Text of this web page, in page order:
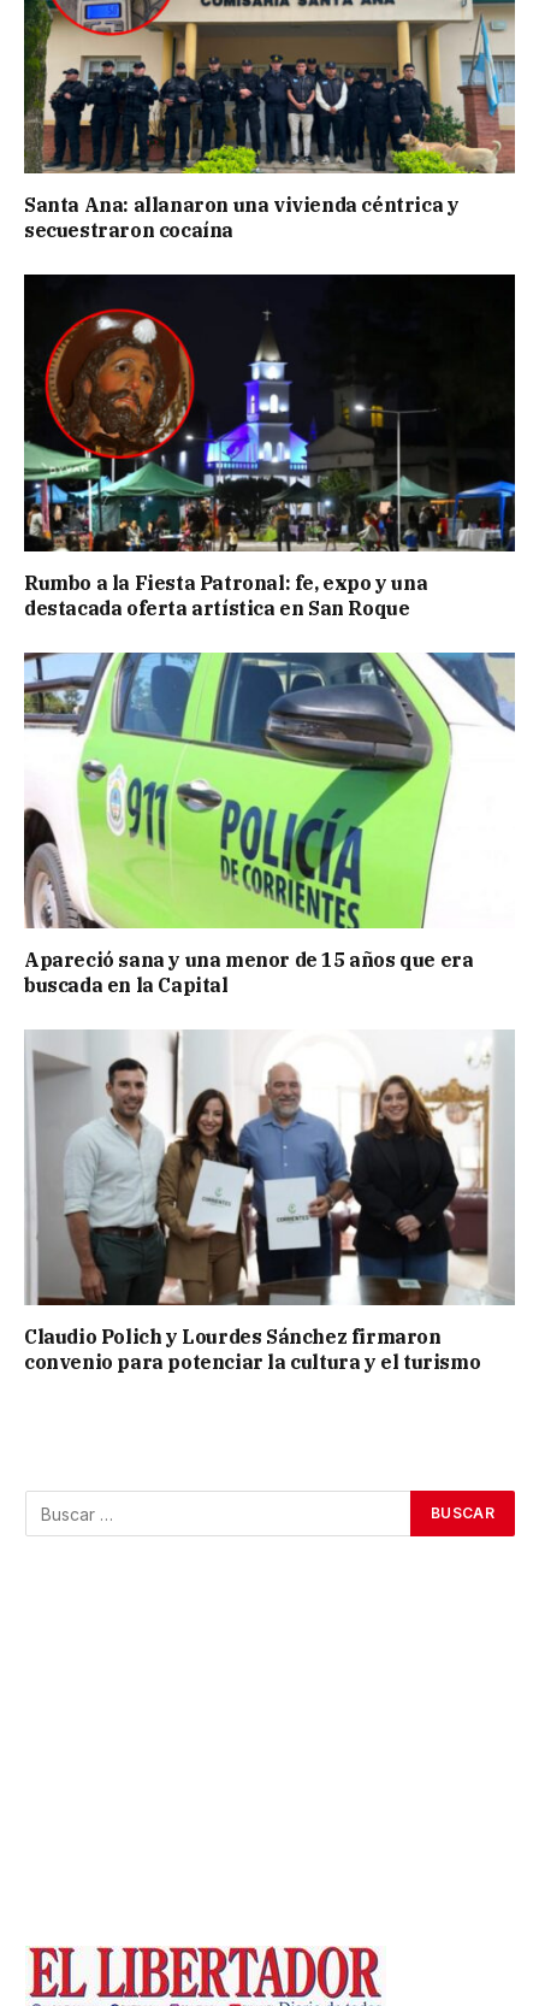
Santa Ana: allanaron una vivienda céntrica y
secuestraron cocaína
Rumbo a la Fiesta Patronal: fe, expo y una
destacada oferta artística en San Roque
Apareció sana y una menor de 15 años que era
buscada en la Capital
Claudio Polich y Lourdes Sánchez firmaron
convenio para potenciar la cultura y el turismo